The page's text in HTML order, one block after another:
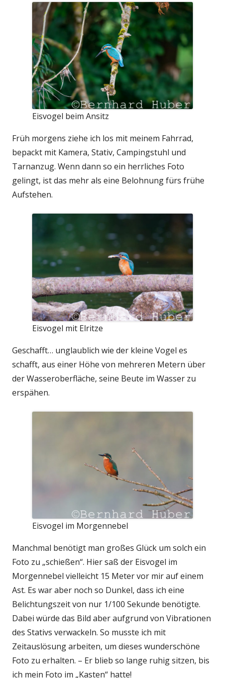
Eisvogel beim Ansitz
Früh morgens ziehe ich los mit meinem Fahrrad,
bepackt mit Kamera, Stativ, Campingstuhl und
Tarnanzug. Wenn dann so ein herrliches Foto
gelingt, ist das mehr als eine Belohnung fürs frühe
Aufstehen.
Eisvogel mit Elritze
Geschafft… unglaublich wie der kleine Vogel es
schafft, aus einer Höhe von mehreren Metern über
der Wasseroberfläche, seine Beute im Wasser zu
erspähen.
Eisvogel im Morgennebel
Manchmal benötigt man großes Glück um solch ein
Foto zu „schießen“. Hier saß der Eisvogel im
Morgennebel vielleicht 15 Meter vor mir auf einem
Ast. Es war aber noch so Dunkel, dass ich eine
Belichtungszeit von nur 1/100 Sekunde benötigte.
Dabei würde das Bild aber aufgrund von Vibrationen
des Stativs verwackeln. So musste ich mit
Zeitauslösung arbeiten, um dieses wunderschöne
Foto zu erhalten. – Er blieb so lange ruhig sitzen, bis
ich mein Foto im „Kasten“ hatte!